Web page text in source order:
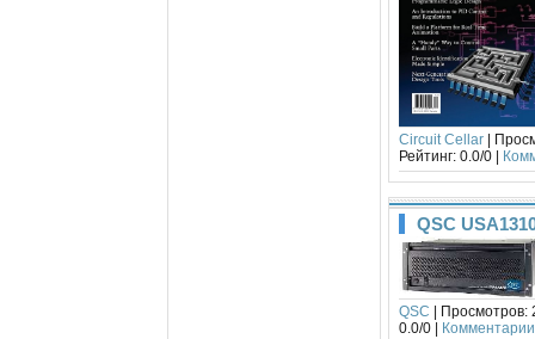
Circuit Cellar |
Рейтинг: 0.0/0 |
QSC
QSC | Просмотров:
0.0/0 |